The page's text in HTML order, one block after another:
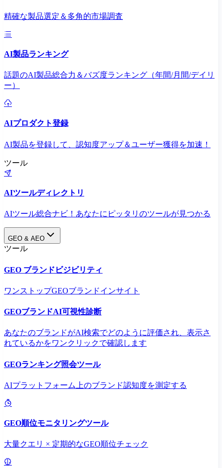
精確な製品選定＆多角的市場調査
AI製品ランキング
話題のAI製品総合力＆バズ度ランキング（年間/月間/デイリ
ー）
AIプロダクト登録
AI製品を登録して、認知度アップ＆ユーザー獲得を加速！
ツール
AIツールディレクトリ
AIツール総合ナビ！あなたにピッタリのツールが見つかる
GEO & AEO
ツール
GEO ブランドビジビリティ
ワンストップGEOブランドインサイト
GEOブランドAI可視性診断
あなたのブランドがAI検索でどのように評価され、表示さ
れているかをワンクリックで確認します
GEOランキング照会ツール
AIプラットフォーム上のブランド認知度を測定する
GEO順位モニタリングツール
大量クエリ × 定期的なGEO順位チェック